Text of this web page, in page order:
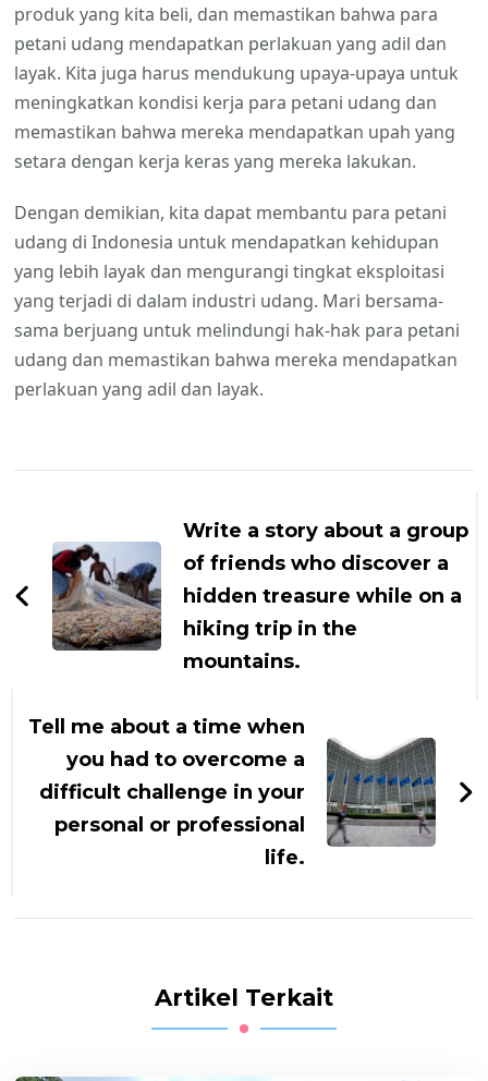
produk yang kita beli, dan memastikan bahwa para
petani udang mendapatkan perlakuan yang adil dan
layak. Kita juga harus mendukung upaya-upaya untuk
meningkatkan kondisi kerja para petani udang dan
memastikan bahwa mereka mendapatkan upah yang
setara dengan kerja keras yang mereka lakukan.
Dengan demikian, kita dapat membantu para petani
udang di Indonesia untuk mendapatkan kehidupan
yang lebih layak dan mengurangi tingkat eksploitasi
yang terjadi di dalam industri udang. Mari bersama-
sama berjuang untuk melindungi hak-hak para petani
udang dan memastikan bahwa mereka mendapatkan
perlakuan yang adil dan layak.
Artikel
Write a story about a group
of friends who discover a
hidden treasure while on a
hiking trip in the
mountains.
Tell me about a time when
you had to overcome a
difficult challenge in your
personal or professional
life.
Artikel Terkait